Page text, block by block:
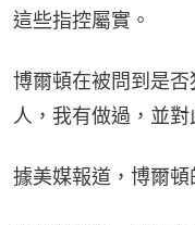
這些指控屬實。
博爾頓在被問到是
人，我有做過，並對
據美媒報道，博爾